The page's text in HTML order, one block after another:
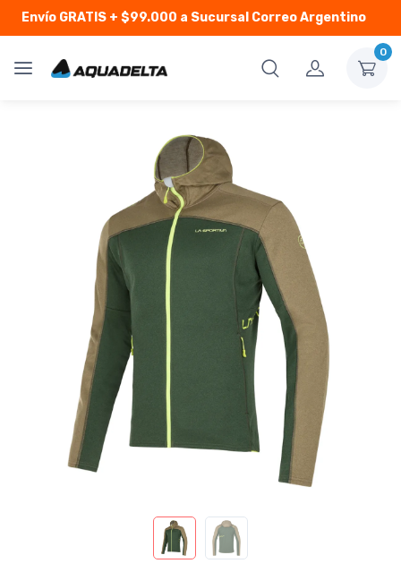
Envío GRATIS+ $99.000 a Sucursal Correo Argentino
0